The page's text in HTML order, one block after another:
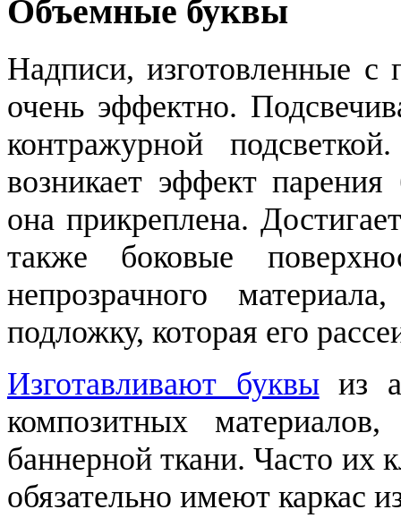
Объемные буквы
Надписи, изготовленные с
очень эффектно.
контражурной
возникает эффект
она прикреплена.
также боковые
непрозрачного
подложку, которая его
Изготавливают буквыиз
композитных
баннерной ткани. Часто их
обязательно имеют каркас